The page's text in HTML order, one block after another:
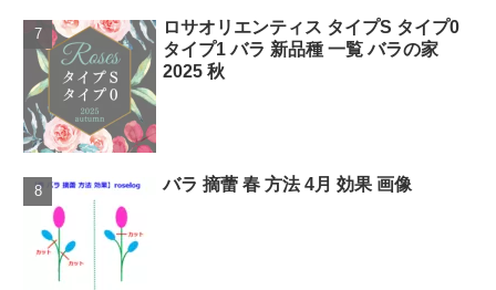
ロサオリエンティス タイプS タイプ0
タイプ1 バラ 新品種 一覧 バラの家
2025 秋
バラ 摘蕾 春 方法 4月 効果 画像